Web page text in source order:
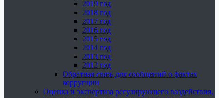
2019 год
2018 год
2017 год
2016 год
2015 год
2014 год
2013 год
2012 год
Обратная связь для сообщений о фактах
коррупции
Оценка и экспертиза регулирующего воздействия,